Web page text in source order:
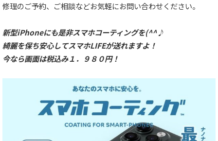
修理のご予約、ご相談などお気軽にお問い合わせください。
新型iPhoneにも是非スマホコーティングを(^^♪
綺麗を保ち安心してスマホLIFEが送れますよ！
今なら画面は税込み１．９８０円！